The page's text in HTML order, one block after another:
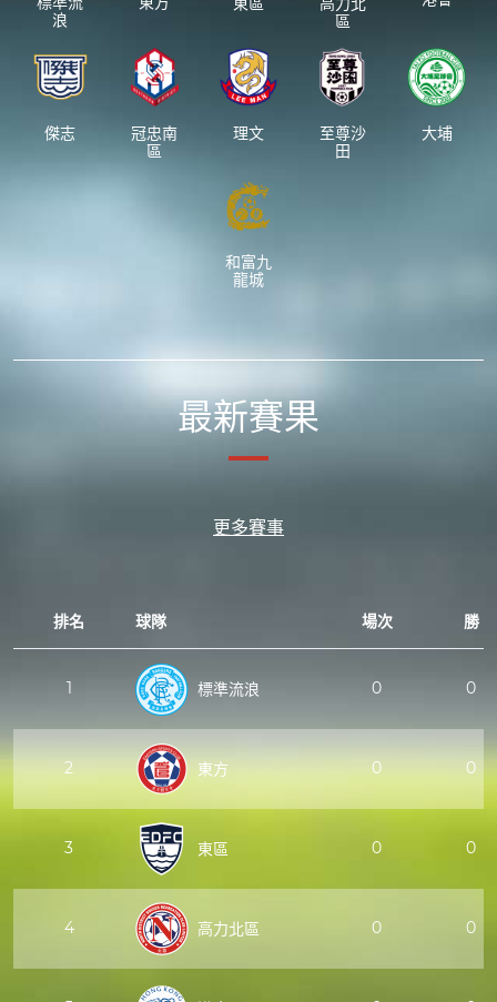
浪
區
傑志
冠忠南
區
理文
至尊沙
田
大埔
和富九
龍城
最新賽果
更多賽事
排名 球隊 場次 勝
1 標準流浪 0 0
2 東方 0 0
3 東區 0 0
4 高力北區 0 0